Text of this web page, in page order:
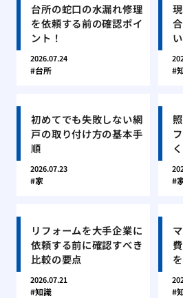
台所の蛇口の水漏れ修理
を依頼する前の確認ポイ
ント！
2026.07.24
台所
初めてでも失敗しない網
戸の取り付け方の基本手
順
2026.07.23
家
リフォームを大手企業に
依頼する前に確認すべき
比較の要点
2026.07.21
知識